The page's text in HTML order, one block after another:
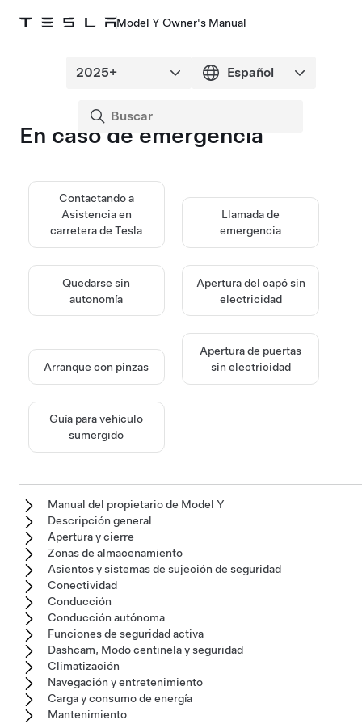
Model Y Owner's Manual
En caso de emergencia
Contactando a
Asistencia en
carretera de Tesla
Llamada de
emergencia
Quedarse sin
autonomía
Apertura del capó sin
electricidad
Arranque con pinzas
Apertura de puertas
sin electricidad
Guía para vehículo
sumergido
Manual del propietario de Model Y
Descripción general
Apertura y cierre
Zonas de almacenamiento
Asientos y sistemas de sujeción de seguridad
Conectividad
Conducción
Conducción autónoma
Funciones de seguridad activa
Dashcam, Modo centinela y seguridad
Climatización
Navegación y entretenimiento
Carga y consumo de energía
Mantenimiento